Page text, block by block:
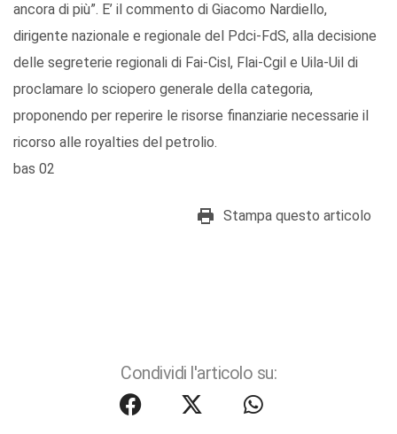
ancora di più”. E’ il commento di Giacomo Nardiello,
dirigente nazionale e regionale del Pdci-FdS, alla decisione
delle segreterie regionali di Fai-Cisl, Flai-Cgil e Uila-Uil di
proclamare lo sciopero generale della categoria,
proponendo per reperire le risorse finanziarie necessarie il
ricorso alle royalties del petrolio.
bas 02
Stampa questo articolo
Condividi l'articolo su: